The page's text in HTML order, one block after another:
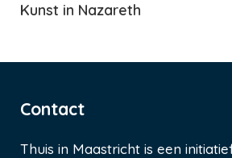
Kunst in Nazareth
Contact
Thuis in Maastricht is een